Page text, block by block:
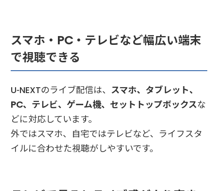
スマホ・PC・テレビなど幅広い端末
で視聴できる
U-NEXTのライブ配信は、 スマホ、タブレット、
PC、テレビ、ゲーム機、セットトップボックスな
どに対応しています。
外ではスマホ、自宅ではテレビなど、ライフスタ
イルに合わせた視聴がしやすいです。